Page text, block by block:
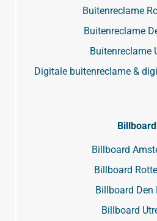
Buitenreclame
Buitenreclame
Buitenreclame
Digitale buitenreclame &
Billboard
Billboard
Billboard
Billboard Den
Billboard